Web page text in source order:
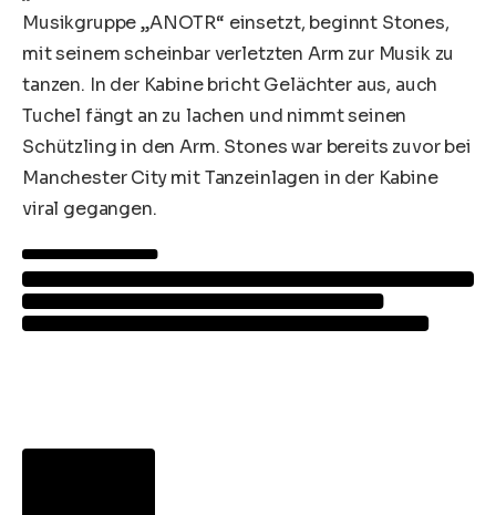
Musikgruppe „ANOTR“ einsetzt, beginnt Stones,
mit seinem scheinbar verletzten Arm zur Musik zu
tanzen. In der Kabine bricht Gelächter aus, auch
Tuchel fängt an zu lachen und nimmt seinen
Schützling in den Arm. Stones war bereits zuvor bei
Manchester Citymit Tanzeinlagen in der Kabine
viral gegangen.